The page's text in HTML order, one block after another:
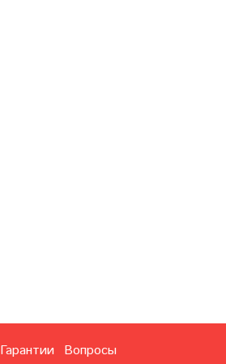
Гарантии Вопросы